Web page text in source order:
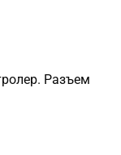
Разъем